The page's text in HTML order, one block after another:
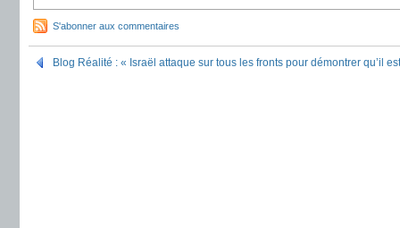
S'abonner aux commentaires
Blog Réalité : « Israël attaque sur tous les fronts pour démontrer qu’il